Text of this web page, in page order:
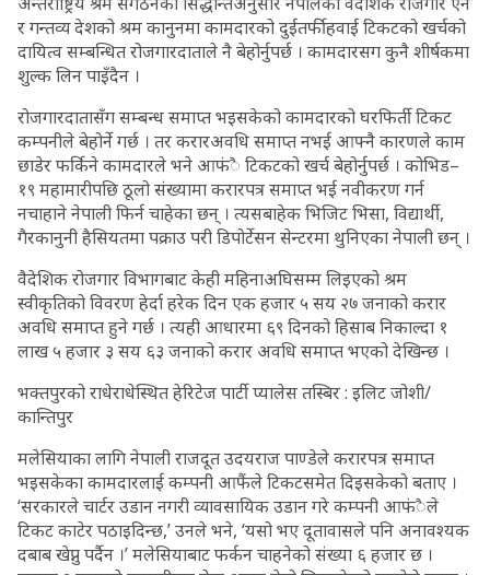
र गन्तव्य देशको श्रम कानुनमा कामदारको दुईतर्फी हवाई टिकटको खर्चको
दायित्व सम्बन्धित रोजगारदाताले नै बेहोर्नुपर्छ । कामदारसग कुनै शीर्षकमा
शुल्क लिन पाइँदैन ।
रोजगारदातासँग सम्बन्ध समाप्त भइसकेको कामदारको घरफिर्ती टिकट
कम्पनीले बेहोर्ने गर्छ । तर करारअवधि समाप्त नभई आफ्नै कारणले काम
छाडेर फर्किने कामदारले भने आफंै टिकटको खर्च बेहोर्नुपर्छ । कोभिड–
१९ महामारीपछि ठूलो संख्यामा करारपत्र समाप्त भई नवीकरण गर्न
नचाहाने नेपाली फिर्न चाहेका छन् । त्यसबाहेक भिजिट भिसा, विद्यार्थी,
गैरकानुनी हैसियतमा पक्राउ परी डिपोर्टेसन सेन्टरमा थुनिएका नेपाली छन् ।
वैदेशिक रोजगार विभागबाट केही महिनाअघिसम्म लिइएको श्रम
स्वीकृतिको विवरण हेर्दा हरेक दिन एक हजार ५ सय २७ जनाको करार
अवधि समाप्त हुने गर्छ । त्यही आधारमा ६९ दिनको हिसाब निकाल्दा १
लाख ५ हजार ३ सय ६३ जनाको करार अवधि समाप्त भएको देखिन्छ ।
भक्तपुरको राधेराधेस्थित हेरिटेज पार्टी प्यालेस तस्बिर : इलिट जोशी/
कान्तिपुर
मलेसियाका लागि नेपाली राजदूत उदयराज पाण्डेले करारपत्र समाप्त
भइसकेका कामदारलाई कम्पनी आफैंले टिकटसमेत दिइसकेको बताए ।
‘सरकारले चार्टर उडान नगरी व्यावसायिक उडान गरे कम्पनी आफंैले
टिकट काटेर पठाइदिन्छ,’ उनले भने, ‘यसो भए दूतावासले पनि अनावश्यक
दबाब खेप्नु पर्दैन ।’ मलेसियाबाट फर्कन चाहनेको संख्या ६ हजार छ ।